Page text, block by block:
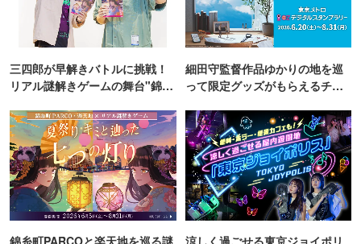
三四郎が早解きバトルに挑戦！
リアル謎解きゲームの舞台"錦糸
細田守監督作品ゆかりの地を巡
って限定グッズがもらえるチャ